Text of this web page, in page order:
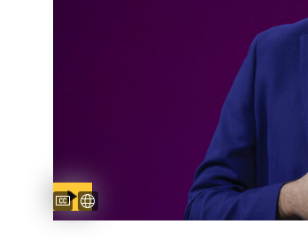
Sous-titres disponibles
Captions available